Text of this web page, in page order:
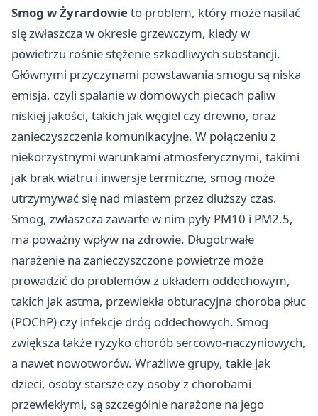
Smog w Żyrardowieto problem, który może nasilać
się zwłaszcza w okresie grzewczym, kiedy w
powietrzu rośnie stężenie szkodliwych substancji.
Głównymi przyczynami powstawania smogu są niska
emisja, czyli spalanie w domowych piecach paliw
niskiej jakości, takich jak węgiel czy drewno, oraz
zanieczyszczenia komunikacyjne. W połączeniu z
niekorzystnymi warunkami atmosferycznymi, takimi
jak brak wiatru i inwersje termiczne, smog może
utrzymywać się nad miastem przez dłuższy czas.
Smog, zwłaszcza zawarte w nim pyły PM10 i PM2.5,
ma poważny wpływ na zdrowie. Długotrwałe
narażenie na zanieczyszczone powietrze może
prowadzić do problemów z układem oddechowym,
takich jak astma, przewlekła obturacyjna choroba płuc
(POChP) czy infekcje dróg oddechowych. Smog
zwiększa także ryzyko chorób sercowo-naczyniowych,
a nawet nowotworów. Wrażliwe grupy, takie jak
dzieci, osoby starsze czy osoby z chorobami
przewlekłymi, są szczególnie narażone na jego